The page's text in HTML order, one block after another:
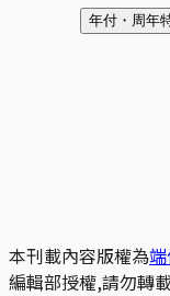
年付・周年
本刊載內容版權為
編輯部授權,請勿轉